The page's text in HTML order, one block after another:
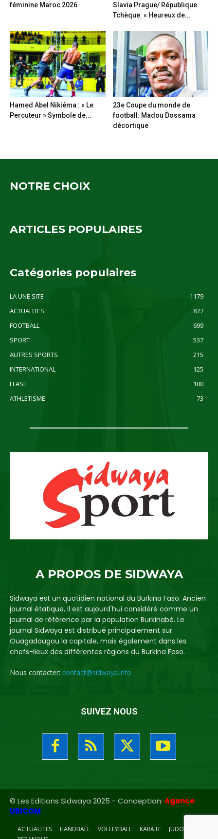
féminine Maroc 2026
Slavia Prague/ République
Tchèque: « Heureux de...
Hamed Abel Nikiéma : « Le
Percuteur » Symbole de...
23e Coupe du monde de
football: Madou Dossama
décortique
NOTRE CHOIX
ARTICLES POPULAIRES
Catégories populaires
LA UNE SITE
1179
ACTUALITES
877
FOOTBALL
699
SPORT
537
AUTRES SPORTS
215
INTERNATIONAL
125
FLASH
100
ATHLETISME
73
A PROPOS DE SIDWAYA
Sidwaya est un quotidien national du Burkina Faso. Ancien
journal étatique, il est aujourd'hui considéré comme un
journal de référence par la population Burkinabè. Le
journal Sidwaya est distribué principalement sur
Ouagadougou la capitale, mais également dans les
chefs-lieux des différentes régions du Burkina Faso.
Nous contacter: contact@sidwaya.info
SUIVEZ NOUS
© Les Editions Sidwaya 2025 - Conception: Agence
UBICOM
ACTUALITES HANDBALL VOLLEYBALL KARATE
JUDO